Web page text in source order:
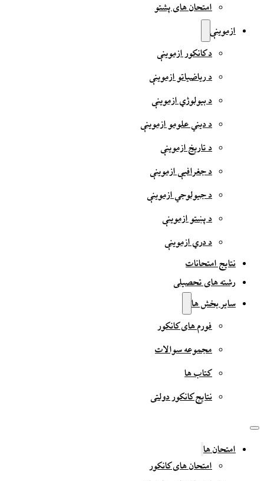
امتحان های پشتو
ازموینې
د کانکور ازموینې
د ریاضیاتو ازموینې
د بیولوژي ازموینې
د دیني علومو ازموینې
د تاریخ ازموینې
د جغرافیې ازموینې
د جیولوجي ازموینې
د پښتو ازموینې
د دري ازموینې
نتایج امتحانات
رشته های تحصیلی
سایر بخش ها
فورم های کانکور
مجموعه سوالات
کتاب ها
نتایج کانکور دولتی
امتحان ها
امتحان های کانکور